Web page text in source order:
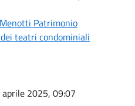
Patrimonio
teatri condominiali
aprile 2025, 09:07